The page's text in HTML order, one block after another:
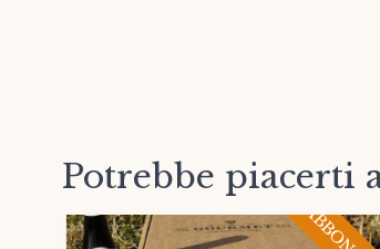
Potrebbe piacerti